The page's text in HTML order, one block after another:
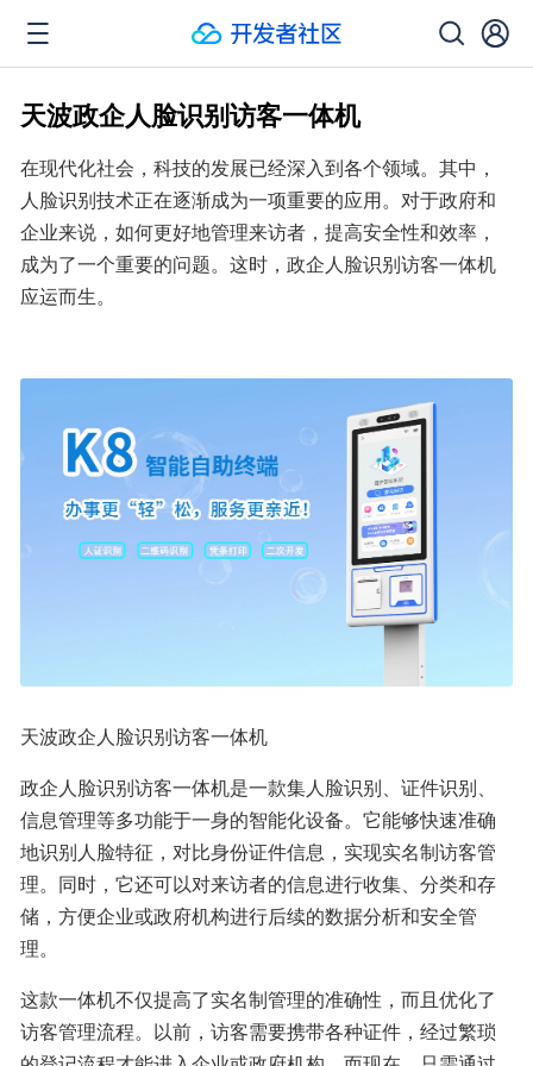
天波政企人脸识别访客一体机
在现代化社会，科技的发展已经深入到各个领域。其中，
人脸识别技术正在逐渐成为一项重要的应用。对于政府和
企业来说，如何更好地管理来访者，提高安全性和效率，
成为了一个重要的问题。这时，政企人脸识别访客一体机
应运而生。
天波政企人脸识别访客一体机
政企人脸识别访客一体机是一款集人脸识别、证件识别、
信息管理等多功能于一身的智能化设备。它能够快速准确
地识别人脸特征，对比身份证件信息，实现实名制访客管
理。同时，它还可以对来访者的信息进行收集、分类和存
储，方便企业或政府机构进行后续的数据分析和安全管
理。
这款一体机不仅提高了实名制管理的准确性，而且优化了
访客管理流程。以前，访客需要携带各种证件，经过繁琐